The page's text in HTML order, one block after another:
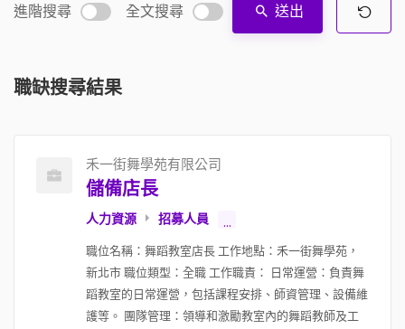
進階搜尋 全文搜尋 送出
職缺搜尋結果
禾一街舞學苑有限公司
儲備店長
人力資源 招募人員 ...
職位名稱：舞蹈教室店長 工作地點：禾一街舞學苑，
新北市 職位類型：全職 工作職責： 日常運營：負責舞
蹈教室的日常運營，包括課程安排、師資管理、設備維
護等。 團隊管理：領導和激勵教室內的舞蹈教師及工